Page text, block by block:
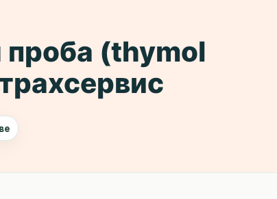
проба (thymol